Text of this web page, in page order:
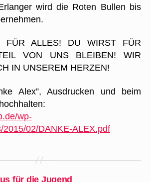
wird die Roten Bullen bis
FÜR ALLES! DU WIRST FÜR
VON UNS BLEIBEN! WIR
IN UNSEREM HERZEN!
Alex”, Ausdrucken und beim
wp-
2015/02/DANKE-ALEX.pdf
für die Jugend